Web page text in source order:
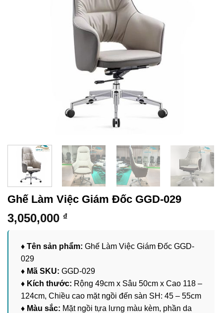
Ghế Làm Việc Giám Đốc GGD-029
3,050,000 ₫
♦ Tên sản phẩm: Ghế Làm Việc Giám Đốc GGD-
029
♦ Mã SKU: GGD-029
♦ Kích thước: Rộng 49cm x Sâu 50cm x Cao 118 –
124cm, Chiều cao mặt ngồi đến sàn SH: 45 – 55cm
♦ Màu sắc: Mặt ngồi tựa lưng màu kèm, phần da